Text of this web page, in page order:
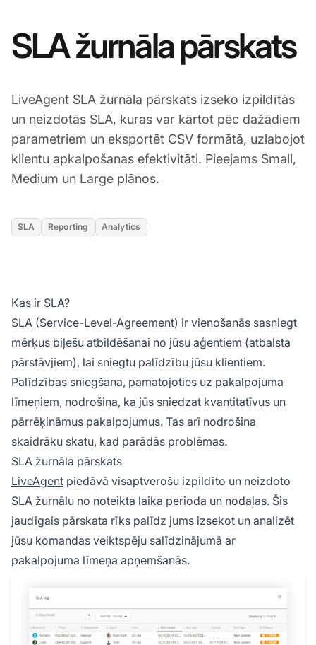
SLA žurnāla pārskats
LiveAgent SLA žurnāla pārskats izseko izpildītās
un neizdotās SLA, kuras var kārtot pēc dažādiem
parametriem un eksportēt CSV formātā, uzlabojot
klientu apkalpošanas efektivitāti. Pieejams Small,
Medium un Large plānos.
SLA Reporting Analytics
Kas ir SLA?
SLA (Service-Level-Agreement) ir vienošanās sasniegt
mērķus biļešu atbildēšanai no jūsu aģentiem (atbalsta
pārstāvjiem), lai sniegtu palīdzību jūsu klientiem.
Palīdzības sniegšana, pamatojoties uz pakalpojuma
līmeņiem, nodrošina, ka jūs sniedzat kvantitatīvus un
pārrēķināmus pakalpojumus. Tas arī nodrošina
skaidrāku skatu, kad parādās problēmas.
SLA žurnāla pārskats
LiveAgent piedāvā visaptverošu izpildīto un neizdoto
SLA žurnālu no noteikta laika perioda un nodaļas. Šis
jaudīgais pārskata rīks palīdz jums izsekot un analizēt
jūsu komandas veiktspēju salīdzinājumā ar
pakalpojuma līmeņa apņemšanās.